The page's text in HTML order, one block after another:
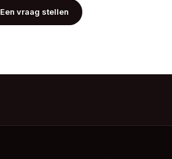
Een vraag stellen